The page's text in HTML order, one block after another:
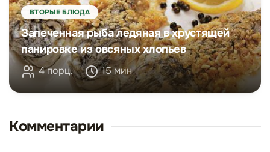
ВТОРЫЕ БЛЮДА
Запеченная рыба ледяная в хрустящей
панировке из овсяных хлопьев
4 порц. 15 мин
Комментарии